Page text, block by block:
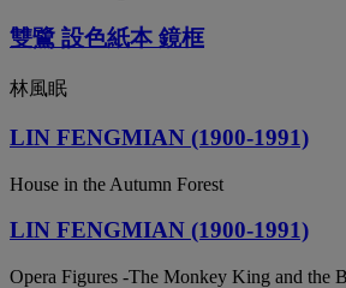
雙鷺 設色紙本 鏡框
林風眠
LIN FENGMIAN (1900-1991)
House in the Autumn Forest
LIN FENGMIAN (1900-1991)
Opera Figures -The Monkey King and the